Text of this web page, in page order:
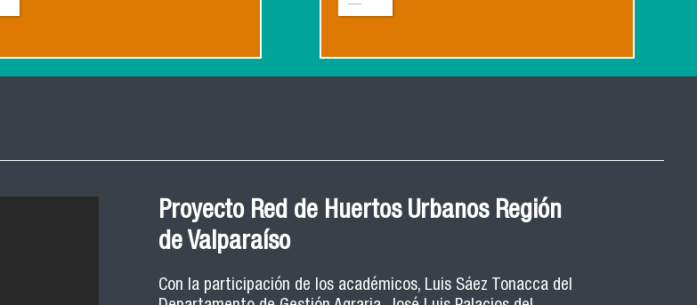
Proyecto Red de Huertos Urbanos Región
de Valparaíso
Con la participación de los académicos, Luis Sáez Tonacca del